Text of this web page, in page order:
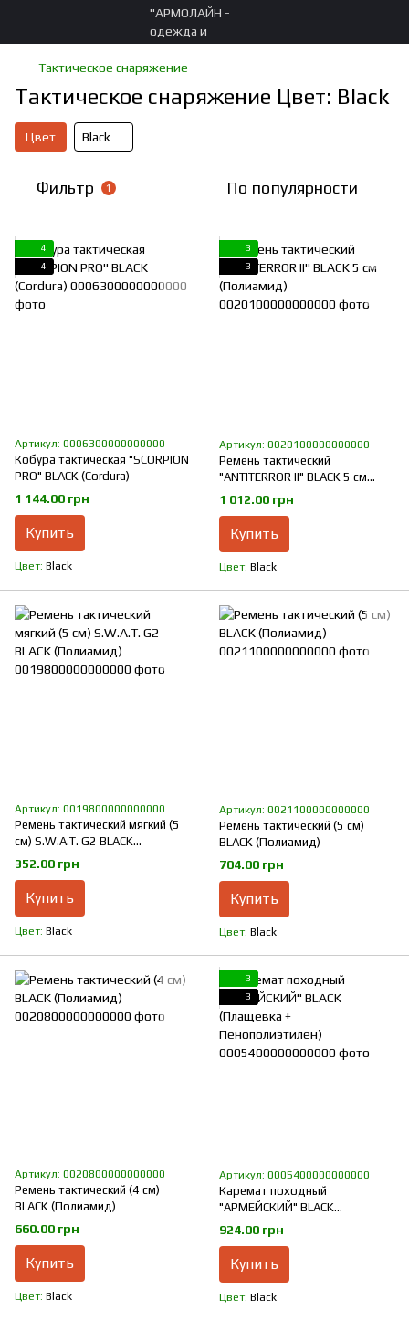
Тактическое снаряжение
Тактическое снаряжение Цвет: Black
Цвет Black
Фильтр 1 По популярности
4
4
Артикул: 0006300000000000
Кобура тактическая "SCORPION
PRO" BLACK (Cordura)
1 144.00 грн
Купить
Цвет Black
3
3
Артикул: 0020100000000000
Ремень тактический
"ANTITERROR II" BLACK 5 см
(Полиамид)
1 012.00 грн
Купить
Цвет Black
Артикул: 0019800000000000
Ремень тактический мягкий (5
см) S.W.A.T. G2 BLACK
(Полиамид)
352.00 грн
Купить
Цвет Black
Артикул: 0021100000000000
Ремень тактический (5 см)
BLACK (Полиамид)
704.00 грн
Купить
Цвет Black
Артикул: 0020800000000000
Ремень тактический (4 см)
BLACK (Полиамид)
660.00 грн
Купить
Цвет Black
3
3
Артикул: 0005400000000000
Каремат походный
"АРМЕЙСКИЙ" BLACK
(Плащевка + Пенополиэтилен)
924.00 грн
Купить
Цвет Black